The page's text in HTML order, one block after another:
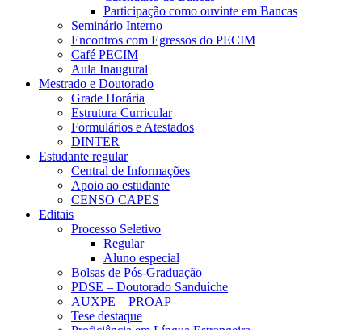
Participação como ouvinte em Bancas
Seminário Interno
Encontros com Egressos do PECIM
Café PECIM
Aula Inaugural
Mestrado e Doutorado
Grade Horária
Estrutura Curricular
Formulários e Atestados
DINTER
Estudante regular
Central de Informações
Apoio ao estudante
CENSO CAPES
Editais
Processo Seletivo
Regular
Aluno especial
Bolsas de Pós-Graduação
PDSE – Doutorado Sanduíche
AUXPE – PROAP
Tese destaque